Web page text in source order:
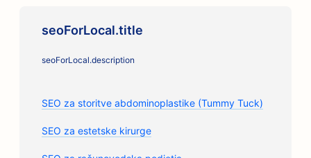
seoForLocal.title
seoForLocal.description
SEO za storitve abdominoplastike (Tummy Tuck)
SEO za estetske kirurge